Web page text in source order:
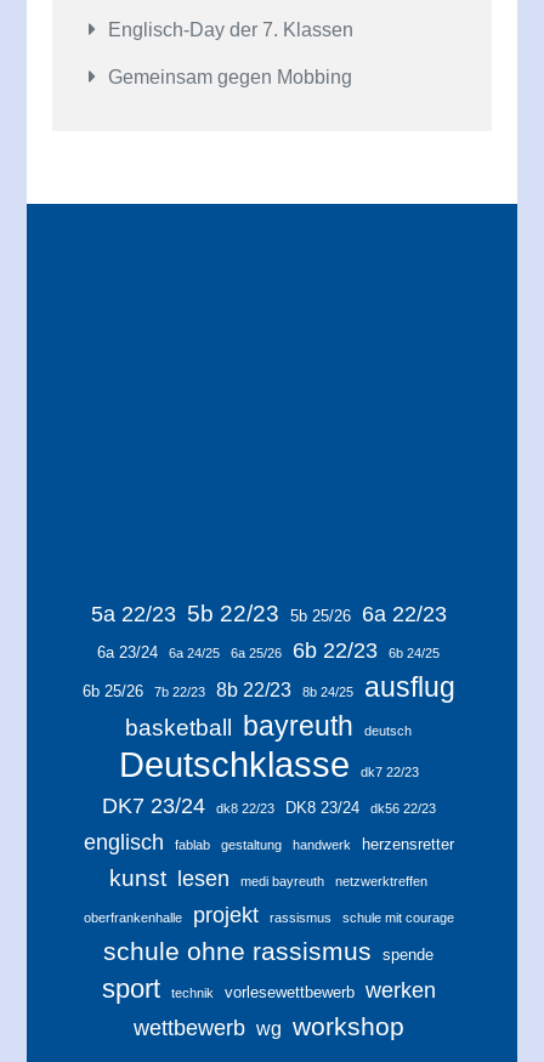
Englisch-Day der 7. Klassen
Gemeinsam gegen Mobbing
5a 22/23 5b 22/23 5b 25/26 6a 22/23
6a 23/24 6a 24/25 6a 25/26 6b 22/23 6b 24/25
6b 25/26 7b 22/23 8b 22/23 8b 24/25 ausflug
basketball bayreuth deutsch
Deutschklasse dk7 22/23
DK7 23/24 dk8 22/23 DK8 23/24 dk56 22/23
englisch fablab gestaltung handwerk herzensretter
kunst lesen medi bayreuth netzwerktreffen
oberfrankenhalle projekt rassismus schule mit courage
schule ohne rassismus spende
sport technik vorlesewettbewerb
werken
wettbewerb wg workshop